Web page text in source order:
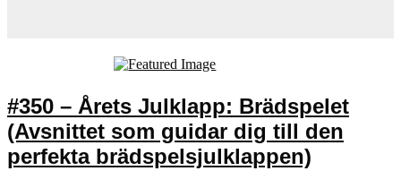
#350 – Årets Julklapp: Brädspelet
(Avsnittet som guidar dig till den
perfekta brädspelsjulklappen)